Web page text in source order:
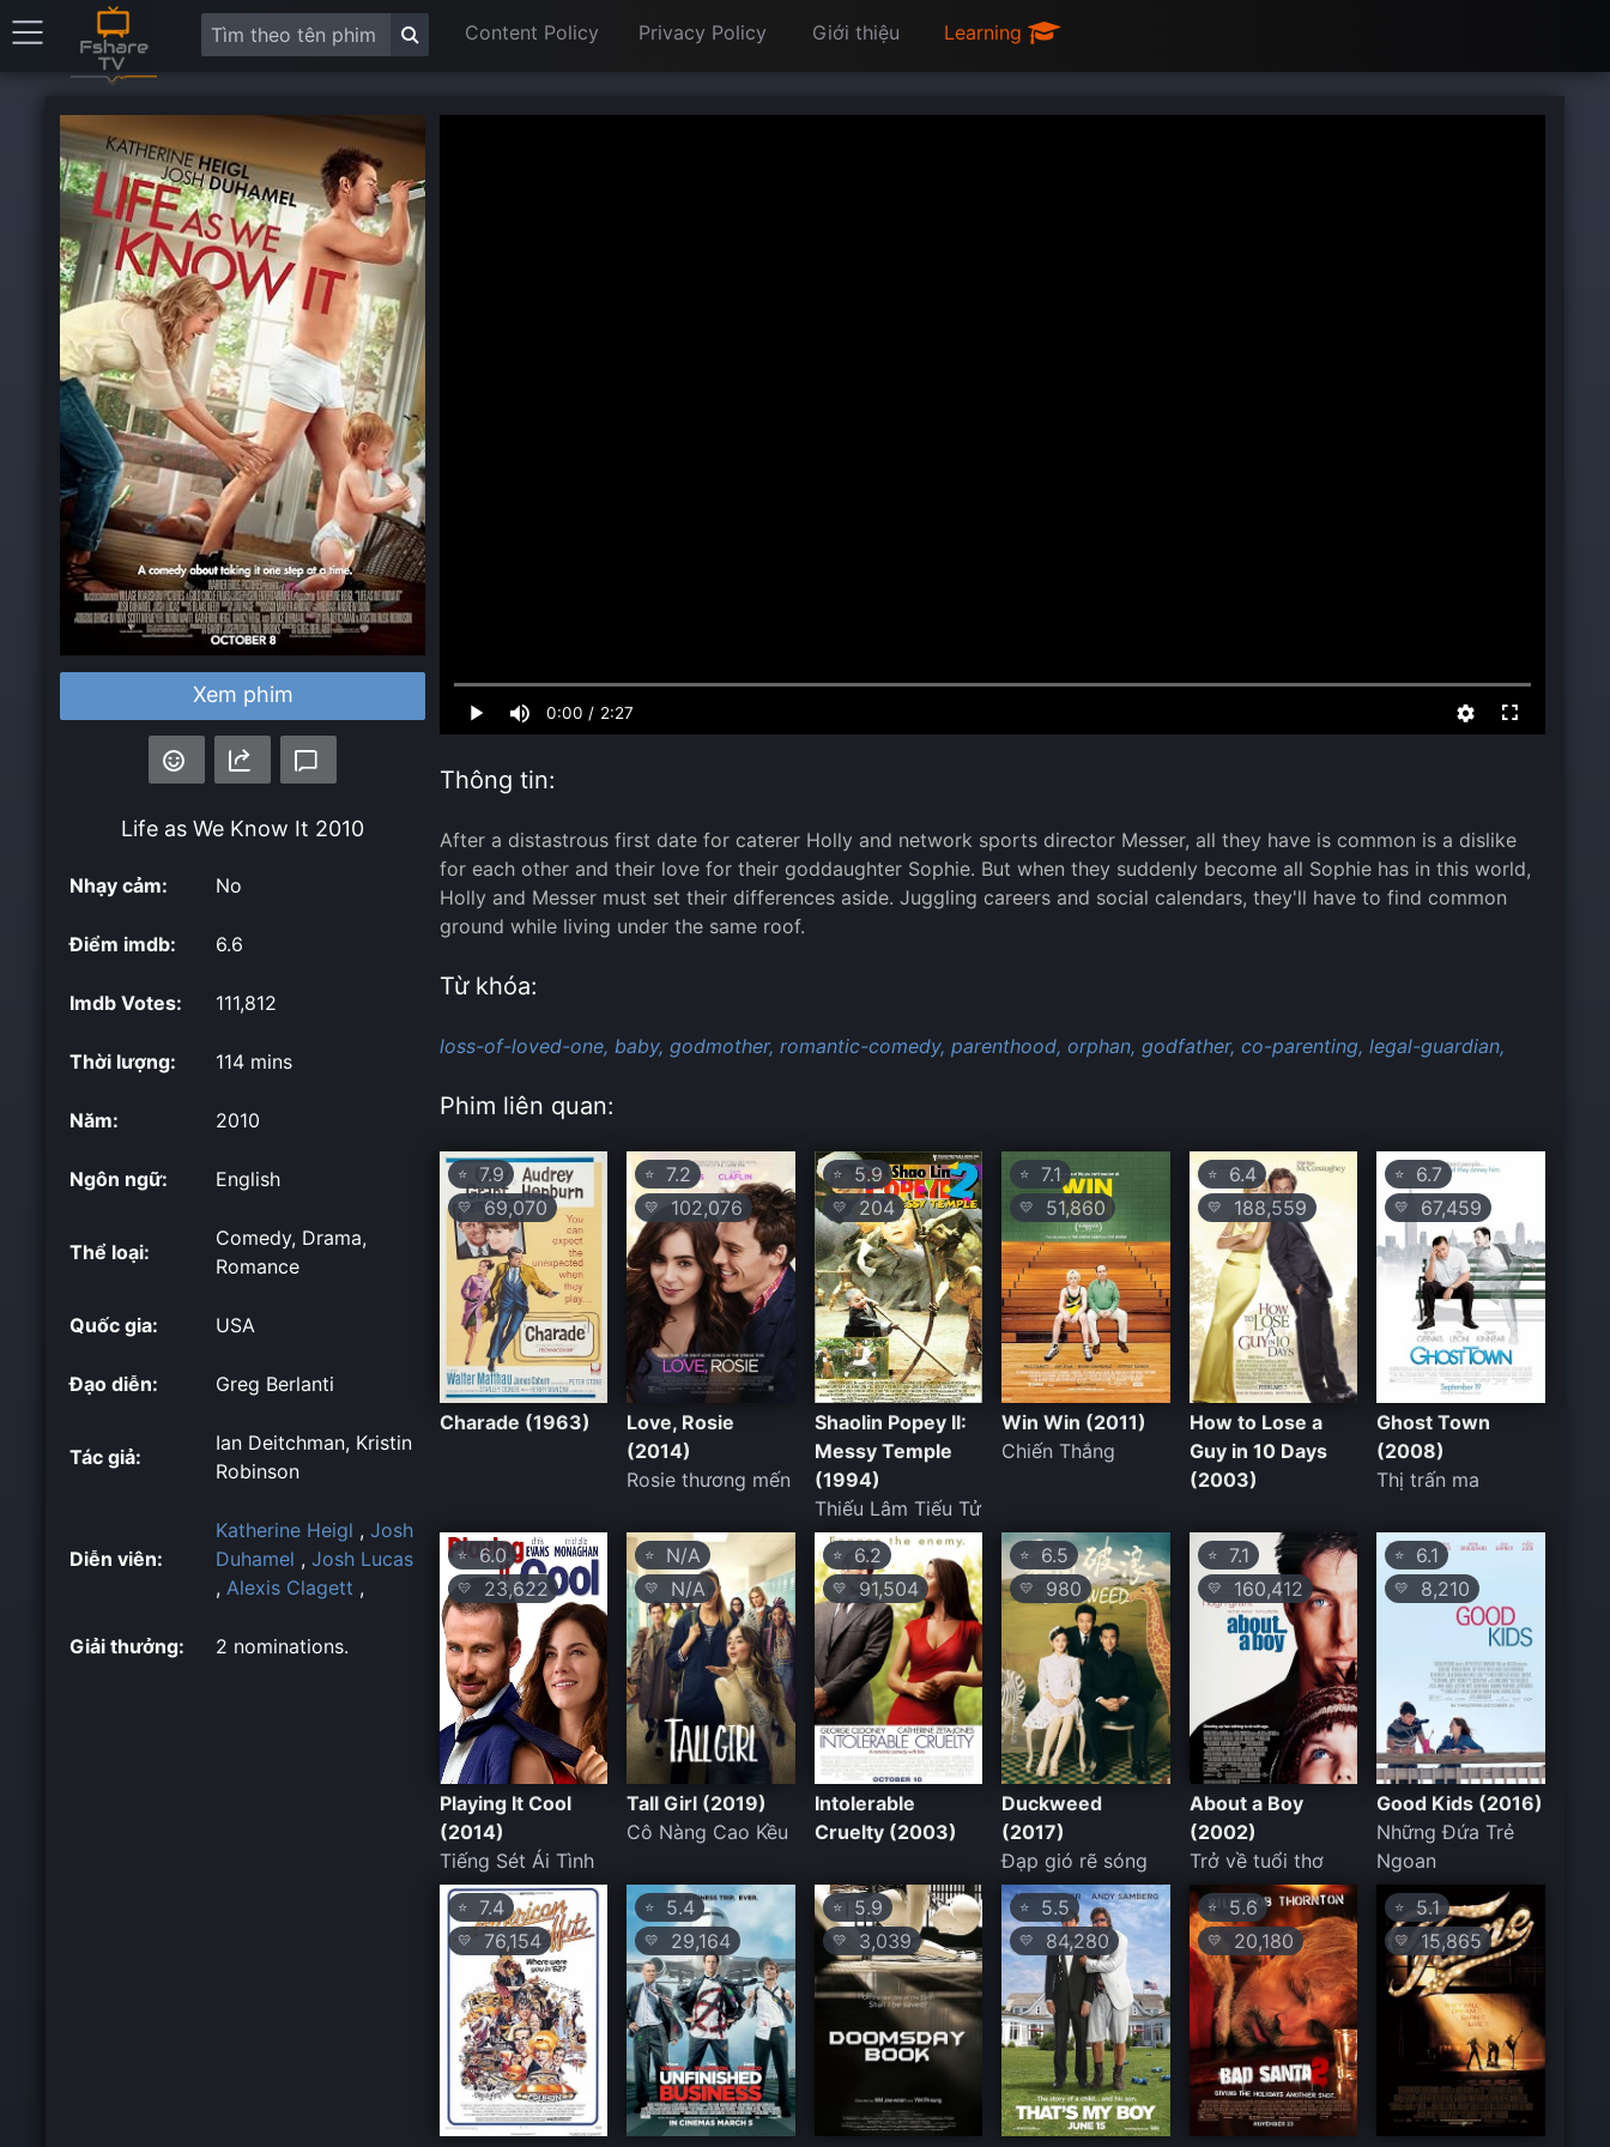
Content Policy Privacy Policy Giới thiệu Learning
Xem phim
Life as We Know It 2010
Nhạy cảm: No
Điểm imdb: 6.6
Imdb Votes: 111,812
Thời lượng: 114 mins
Năm: 2010
Ngôn ngữ: English
Thể loại:
Comedy, Drama,
Romance
Quốc gia: USA
Đạo diễn: Greg Berlanti
Tác giả:
Ian Deitchman, Kristin
Robinson
Diễn viên:
Katherine Heigl , Josh
Duhamel , Josh Lucas
, Alexis Clagett ,
Giải thưởng: 2 nominations.
0:00 / 2:27
0.00%
Thông tin:
After a distastrous first date for caterer Holly and network sports director Messer, all they have is common is a dislike
for each other and their love for their goddaughter Sophie. But when they suddenly become all Sophie has in this world,
Holly and Messer must set their differences aside. Juggling careers and social calendars, they'll have to find common
ground while living under the same roof.
Từ khóa:
loss-of-loved-one, baby, godmother, romantic-comedy, parenthood, orphan, godfather, co-parenting, legal-guardian,
Phim liên quan:
⭐ 7.9
💛 69,070
Charade (1963)
⭐ 7.2
💛 102,076
Love, Rosie
(2014)
Rosie thương mến
⭐5.9
💛 204
Shaolin Popey II:
Messy Temple
(1994)
Thiếu Lâm Tiếu Tử
⭐ 7.1
💛 51,860
Win Win (2011)
Chiến Thắng
⭐6.4
💛 188,559
How to Lose a
Guy in 10 Days
(2003)
⭐ 6.7
💛 67,459
Ghost Town
(2008)
Thị trấn ma
⭐6.0
💛 23,622
Playing It Cool
(2014)
Tiếng Sét Ái Tình
⭐ N/A
💛 N/A
Tall Girl (2019)
Cô Nàng Cao Kều
⭐6.2
💛 91,504
Intolerable
Cruelty (2003)
⭐ 6.5
💛 980
Duckweed
(2017)
Đạp gió rẽ sóng
⭐7.1
💛 160,412
About a Boy
(2002)
Trở về tuổi thơ
⭐ 6.1
💛 8,210
Good Kids (2016)
Những Đứa Trẻ
Ngoan
⭐ 7.4
💛 76,154
⭐ 5.4
💛 29,164
⭐5.9
💛 3,039
⭐ 5.5
💛 84,280
⭐5.6
💛 20,180
⭐ 5.1
💛 15,865